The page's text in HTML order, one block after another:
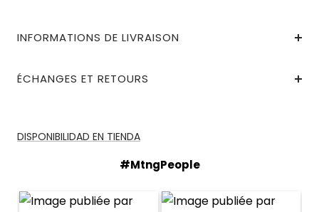
INFORMATIONS DE LIVRAISON
ÉCHANGES ET RETOURS
DISPONIBILIDAD EN TIENDA
#MtngPeople